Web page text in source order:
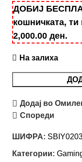
ДОБИЈ
кошничката,
2,000.00 ден.
На залиха
Додај во
Спореди
ШИФРА:
Категории: